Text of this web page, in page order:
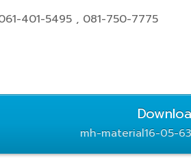
401-5495 , 081-750-7775
mh-material16-05-